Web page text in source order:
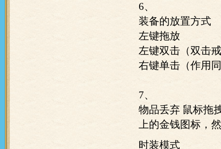
6、
装备的放置方式
左键拖放
左键双击（双击
右键单击（作用
7、
物品丢弃 鼠标拖
上的金钱图标，
时装模式